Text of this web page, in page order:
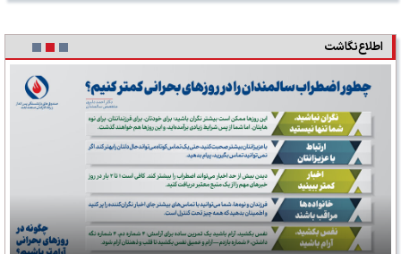
اطلاع‌نگاشت